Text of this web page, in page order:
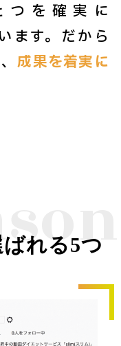
つを確実に
ます。だから
成果を着実に
れる5つ